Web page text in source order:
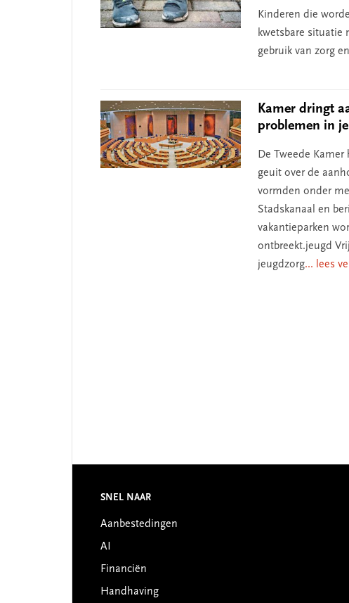
Kinderen die
kwetsbare situatie
gebruik van zorg
Kamer dringt
problemen in
De Tweede
geuit over de
vormden onder
Stadskanaal en
vakantieparken
ontbreekt.jeugd
jeugdzorg... lees
missie van Segment
‘Persoonlijk
begint bij zelfkennis’
Footer
SNEL NAAR
Aanbestedingen
AI
Financiën
Handhaving